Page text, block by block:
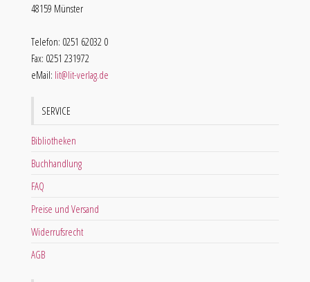
48159 Münster
Telefon: 0251 62032 0
Fax: 0251 231972
eMail: lit@lit-verlag.de
SERVICE
Bibliotheken
Buchhandlung
FAQ
Preise und Versand
Widerrufsrecht
AGB